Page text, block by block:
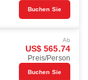
Buchen Sie
Ab
US$ 565.74
Preis/Person
Buchen Sie